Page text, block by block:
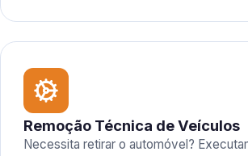
Remoção Técnica de Veículos
Necessita retirar o automóvel?